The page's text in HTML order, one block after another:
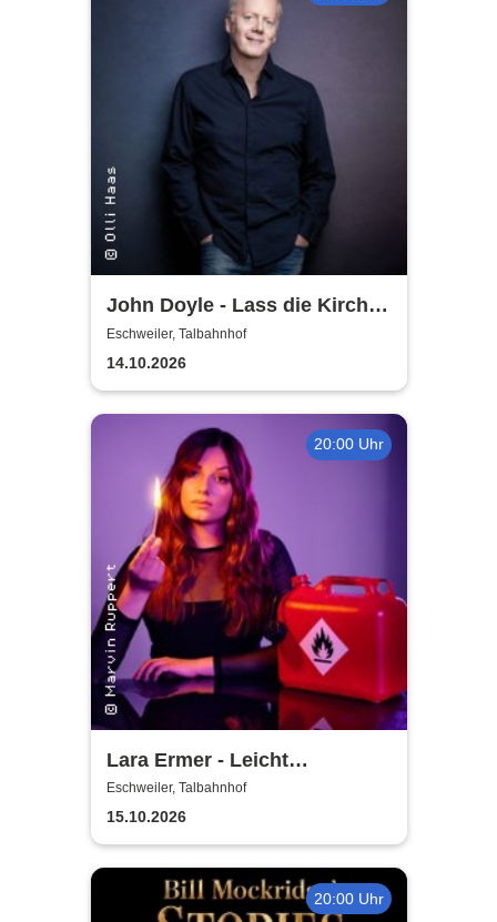
John Doyle - Lass die Kirche
im Dorf
Eschweiler, Talbahnhof
14.10.2026
20:00 Uhr
Lara Ermer - Leicht
entflammbar
Eschweiler, Talbahnhof
15.10.2026
20:00 Uhr